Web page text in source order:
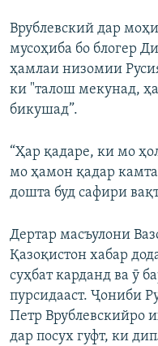
Врублевский дар
мусоҳиба бо блогер
ҳамлаи низомии
ки "талош мекунад,
бикушад”.
“Ҳар қадаре, ки мо
мо ҳамон қадар
дошта буд сафири
Дертар масъулони
Қазоқистон хабар
суҳбат карданд ва ӯ
пурсидааст. Ҷониби
Петр Врублевскийро
дар посух гуфт, ки